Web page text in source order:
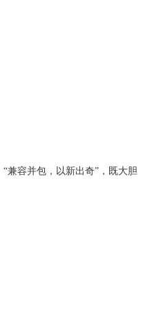
“兼容并包，以新出奇”，既大胆